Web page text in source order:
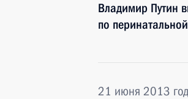
Владимир Путин
по
21 июня 2013